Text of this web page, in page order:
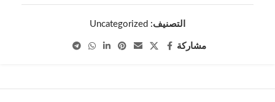
التصنيف: Uncategorized
مشاركة